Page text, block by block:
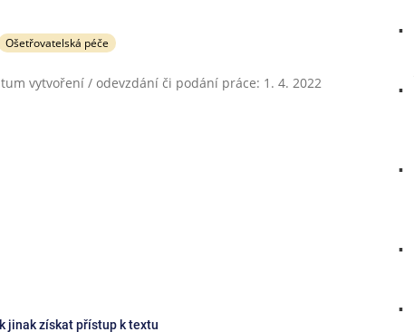
Ošetřovatelská péče
vytvoření / odevzdání či podání práce: 1. 4. 2022
jinak získat přístup k textu